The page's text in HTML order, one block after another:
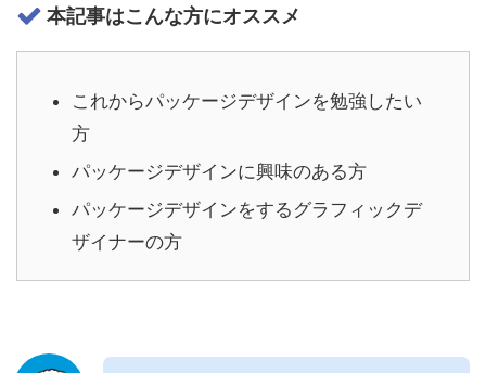
本記事はこんな方にオススメ
これからパッケージデザインを勉強したい
方
パッケージデザインに興味のある方
パッケージデザインをするグラフィックデ
ザイナーの方